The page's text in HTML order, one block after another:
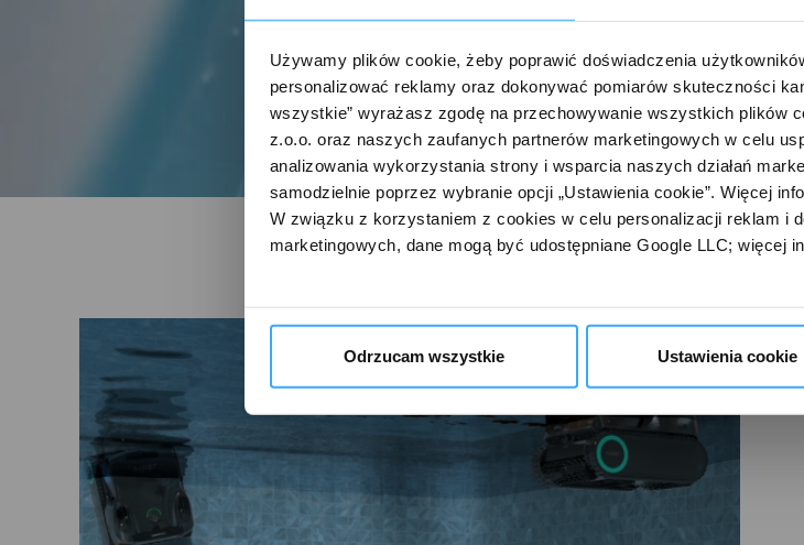
Używamy plików cookie, żeby poprawić doświadczenia
personalizować reklamy oraz dokonywać pomiarów skuteczności
wszystkie” wyrażasz zgodę na przechowywanie wszystkich plików
z.o.o. oraz naszych zaufanych partnerów marketingowych w celu
analizowania wykorzystania strony i wsparcia naszych działań
samodzielnie poprzez wybranie opcji „Ustawienia cookie”. Więcej
W związku z korzystaniem z cookies w celu personalizacji reklam i
marketingowych, dane mogą być udostępniane Google LLC; więcej
Odrzucam wszystkie Ustawienia cookie